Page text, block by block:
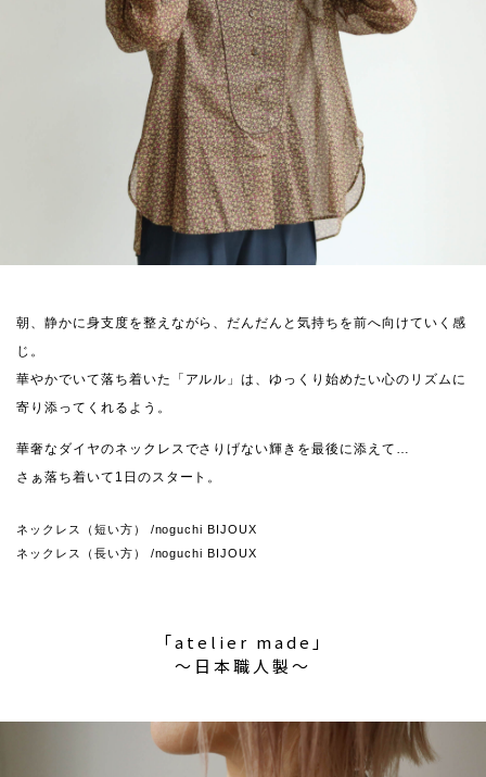
朝、静かに身支度を整えながら、だんだんと気持ちを前へ向けていく感
じ。
華やかでいて落ち着いた「アルル」は、ゆっくり始めたい心のリズムに
寄り添ってくれるよう。
華奢なダイヤのネックレスでさりげない輝きを最後に添えて…
さぁ落ち着いて1日のスタート。
ネックレス（短い方） /noguchi BIJOUX
ネックレス（長い方） /noguchi BIJOUX
「atelier made」
〜日本職人製〜